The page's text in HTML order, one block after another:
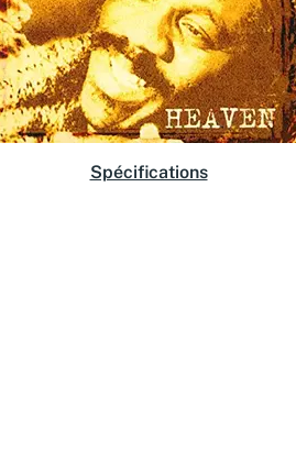
Spécifications